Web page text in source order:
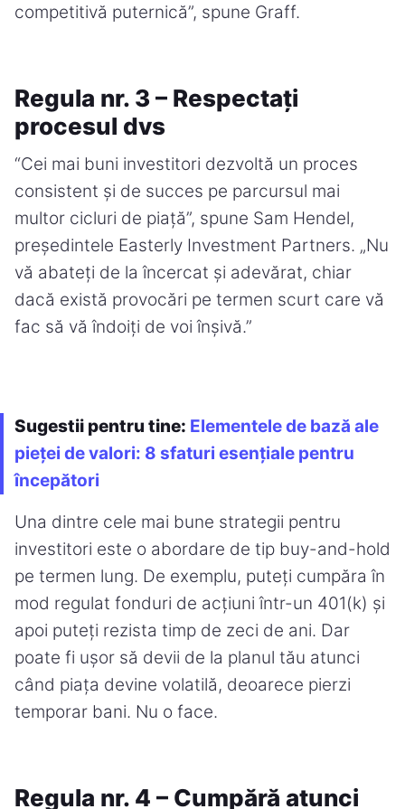
competitivă puternică”, spune Graff.
Regula nr. 3 – Respectați
procesul dvs
“Cei mai buni investitori dezvoltă un proces
consistent și de succes pe parcursul mai
multor cicluri de piață”, spune Sam Hendel,
președintele Easterly Investment Partners. „Nu
vă abateți de la încercat și adevărat, chiar
dacă există provocări pe termen scurt care vă
fac să vă îndoiți de voi înșivă.”
Sugestii pentru tine: Elementele de bază ale
pieței de valori: 8 sfaturi esențiale pentru
începători
Una dintre cele mai bune strategii pentru
investitori este o abordare de tip buy-and-hold
pe termen lung. De exemplu, puteți cumpăra în
mod regulat fonduri de acțiuni într-un 401(k) și
apoi puteți rezista timp de zeci de ani. Dar
poate fi ușor să devii de la planul tău atunci
când piața devine volatilă, deoarece pierzi
temporar bani. Nu o face.
Regula nr. 4 – Cumpără atunci